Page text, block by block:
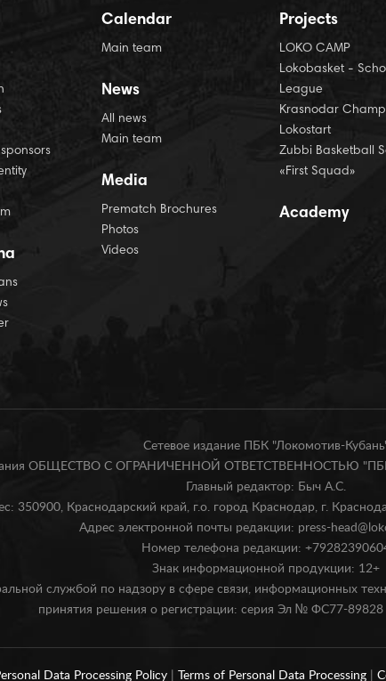
Calendar
Main team
News
All news
Main team
Media
Prematch Brochures
Photos
Videos
Projects
LOKO CAMP
Lokobasket -
League
Krasnodar
Lokostart
Zubbi Basketball
«First Squad»
Academy
Сетевое издание ПБК "Локомотив-
ОБЩЕСТВО С ОГРАНИЧЕННОЙ ОТВЕТСТВЕННОСТЬЮ
Главный редактор: Быч А.С.
350900, Краснодарский край, г.о. город Краснодар, г.
Адрес электронной почты редакции: press-
Номер телефона редакции:
Знак информационной продукции: 12+
службой по надзору в сфере связи, информационных
принятия решения о регистрации: серия Эл № ФС77-89828
Data Processing Policy Terms of Personal Data Processing |